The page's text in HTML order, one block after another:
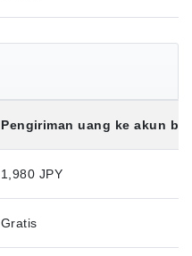
Pengiriman uang ke akun
1,980 JPY
Gratis